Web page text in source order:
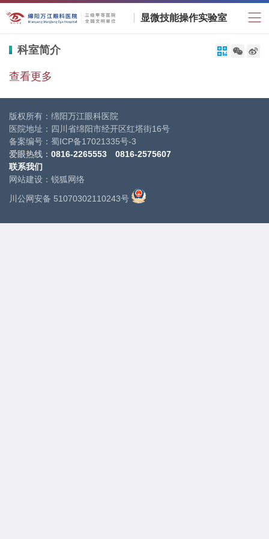
显微技能操作实验室
科室简介   
查看更多
版权所有：绵阳万江眼科医院
医院地址：四川省绵阳市经开区红塔街16号
备案编号： 蜀ICP备17021335号-3
爱眼热线： 0816-2265553 0816-2575607
联系我们
网站建设 ： 锐狐网络
川公网安备 51070302110243号